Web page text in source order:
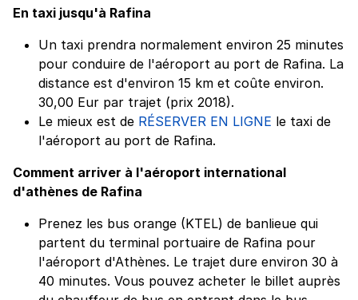
En taxi jusqu'à Rafina
Un taxi prendra normalement environ 25 minutes
pour conduire de l'aéroport au port de Rafina. La
distance est d'environ 15 km et coûte environ.
30,00 Eur par trajet (prix 2018).
Le mieux est de RÉSERVER EN LIGNE le taxi de
l'aéroport au port de Rafina.
Comment arriver à l'aéroport international
d'athènes de Rafina
Prenez les bus orange (KTEL) de banlieue qui
partent du terminal portuaire de Rafina pour
l'aéroport d'Athènes. Le trajet dure environ 30 à
40 minutes. Vous pouvez acheter le billet auprès